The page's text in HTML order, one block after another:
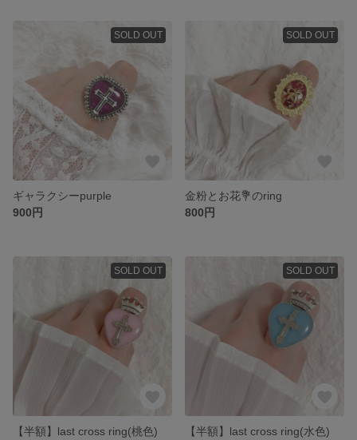
SOLD OUT
ギャラクシーpurple
900円
SOLD OUT
金粉とお花💐のring
800円
SOLD OUT
【半額】last cross ring(桃色)
SOLD OUT
【半額】last cross ring(水色)